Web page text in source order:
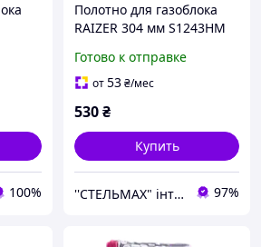
100%
Полотно для газоблока
RAIZER 304 мм S1243HM
Готово к отправке
от53₴/мес
530₴
Купить
''СТЕЛЬМАХ" інтернет-магазин 97%